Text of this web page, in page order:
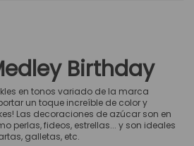
Birthday
en tonos variado de la marca
un toque increíble de color y
Las decoraciones de azúcar son en
perlas, fideos, estrellas... y son ideales
galletas, etc.